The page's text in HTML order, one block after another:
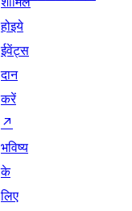
होइये
ईवेंट्स
दान
करें
↗
भविष्य
के
लिए